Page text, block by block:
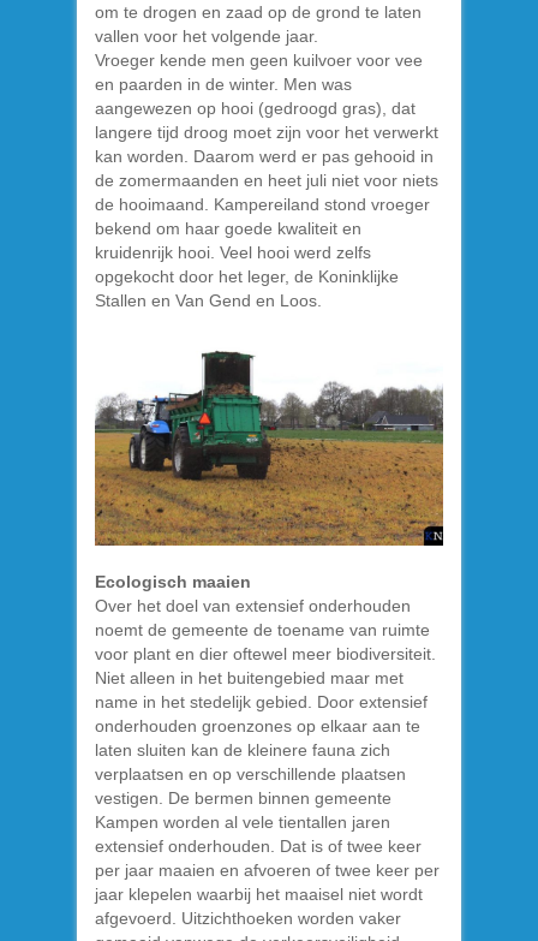
om te drogen en zaad op de grond te laten
vallen voor het volgende jaar.
Vroeger kende men geen kuilvoer voor vee
en paarden in de winter. Men was
aangewezen op hooi (gedroogd gras), dat
langere tijd droog moet zijn voor het verwerkt
kan worden. Daarom werd er pas gehooid in
de zomermaanden en heet juli niet voor niets
de hooimaand. Kampereiland stond vroeger
bekend om haar goede kwaliteit en
kruidenrijk hooi. Veel hooi werd zelfs
opgekocht door het leger, de Koninklijke
Stallen en Van Gend en Loos.
Ecologisch maaien
Over het doel van extensief onderhouden
noemt de gemeente de toename van ruimte
voor plant en dier oftewel meer biodiversiteit.
Niet alleen in het buitengebied maar met
name in het stedelijk gebied. Door extensief
onderhouden groenzones op elkaar aan te
laten sluiten kan de kleinere fauna zich
verplaatsen en op verschillende plaatsen
vestigen. De bermen binnen gemeente
Kampen worden al vele tientallen jaren
extensief onderhouden. Dat is of twee keer
per jaar maaien en afvoeren of twee keer per
jaar klepelen waarbij het maaisel niet wordt
afgevoerd. Uitzichthoeken worden vaker